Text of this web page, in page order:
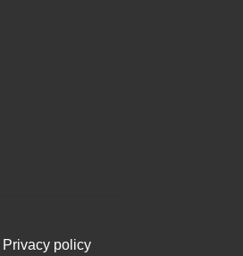
Privacy policy